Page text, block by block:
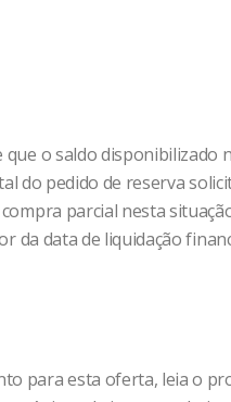
o saldo
pedido de reserva
parcial nesta
da data de liquidação
para esta oferta, leia o